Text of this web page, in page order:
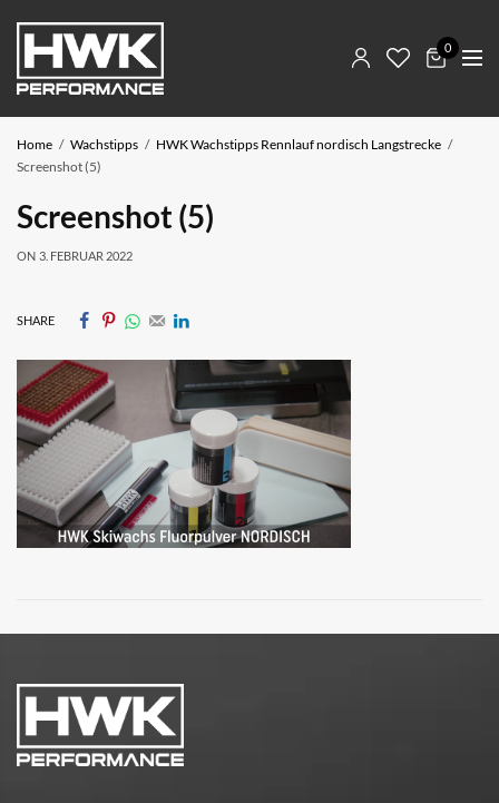
0
Home Wachstipps
HWK Wachstipps Rennlauf nordisch Langstrecke
Screenshot (5)
Screenshot (5)
ON 3. FEBRUAR 2022
SHARE